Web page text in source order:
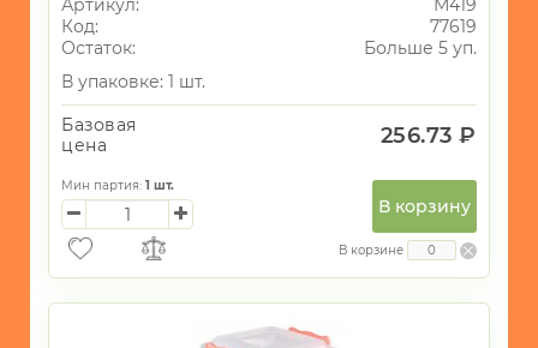
Артикул:
М419
Код:
77619
Остаток:
Больше 5 уп.
В упаковке: 1 шт.
Базовая
цена
256.73 ₽
Мин партия: 1 шт.
В корзину
В корзине